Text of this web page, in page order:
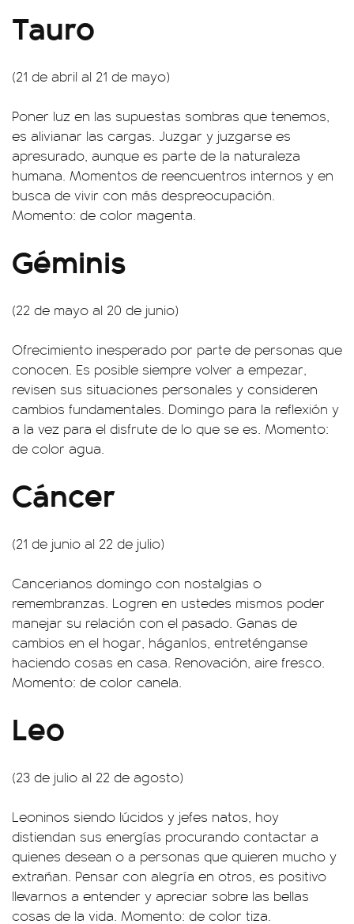
Tauro
(21 de abril al 21 de mayo)
Poner luz en las supuestas sombras que tenemos,
es alivianar las cargas. Juzgar y juzgarse es
apresurado, aunque es parte de la naturaleza
humana. Momentos de reencuentros internos y en
busca de vivir con más despreocupación.
Momento: de color magenta.
Géminis
(22 de mayo al 20 de junio)
Ofrecimiento inesperado por parte de personas que
conocen. Es posible siempre volver a empezar,
revisen sus situaciones personales y consideren
cambios fundamentales. Domingo para la reflexión y
a la vez para el disfrute de lo que se es. Momento:
de color agua.
Cáncer
(21 de junio al 22 de julio)
Cancerianos domingo con nostalgias o
remembranzas. Logren en ustedes mismos poder
manejar su relación con el pasado. Ganas de
cambios en el hogar, háganlos, entreténganse
haciendo cosas en casa. Renovación, aire fresco.
Momento: de color canela.
Leo
(23 de julio al 22 de agosto)
Leoninos siendo lúcidos y jefes natos, hoy
distiendan sus energías procurando contactar a
quienes desean o a personas que quieren mucho y
extrañan. Pensar con alegría en otros, es positivo
llevarnos a entender y apreciar sobre las bellas
cosas de la vida. Momento: de color tiza.